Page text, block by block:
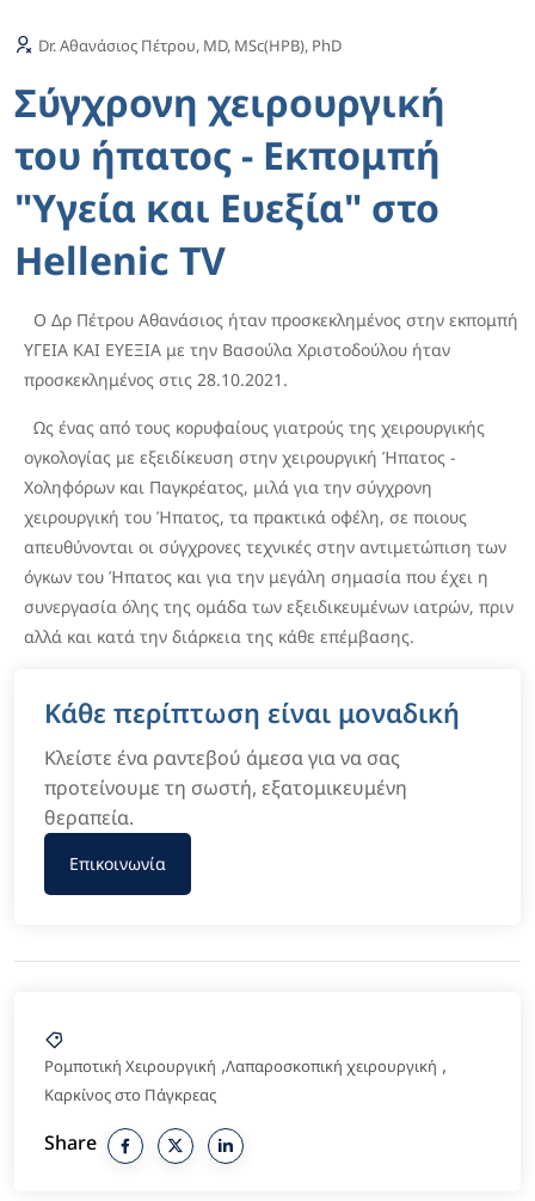
Dr. Αθανάσιος Πέτρου, MD, MSc(HPB), PhD
Σύγχρονη χειρουργική
του ήπατος - Εκπομπή
"Υγεία και Ευεξία" στο
Hellenic TV
Ο Δρ Πέτρου Αθανάσιος ήταν προσκεκλημένος στην εκπομπή
ΥΓΕΙΑ ΚΑΙ ΕΥΕΞΙΑ με την Βασούλα Χριστοδούλου ήταν
προσκεκλημένος στις 28.10.2021.
Ως ένας από τους κορυφαίους γιατρούς της χειρουργικής
ογκολογίας με εξειδίκευση στην χειρουργική Ήπατος -
Χοληφόρων και Παγκρέατος, μιλά για την σύγχρονη
χειρουργική του Ήπατος, τα πρακτικά οφέλη, σε ποιους
απευθύνονται οι σύγχρονες τεχνικές στην αντιμετώπιση των
όγκων του Ήπατος και για την μεγάλη σημασία που έχει η
συνεργασία όλης της ομάδα των εξειδικευμένων ιατρών, πριν
αλλά και κατά την διάρκεια της κάθε επέμβασης.
Κάθε περίπτωση είναι μοναδική
Κλείστε ένα ραντεβού άμεσα για να σας
προτείνουμε τη σωστή, εξατομικευμένη
θεραπεία.
Επικοινωνία
Ρομποτική Χειρουργική ,Λαπαροσκοπική χειρουργική ,
Καρκίνος στο Πάγκρεας
Share